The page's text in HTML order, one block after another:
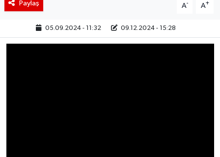
Paylaş A- A+
05.09.2024 - 11:32 09.12.2024 - 15:28
Ekonomik Takvim